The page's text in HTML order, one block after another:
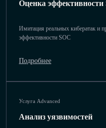
Оценка эффективности
Имитация реальных кибератак и
эффективности SOC
Подробнее
Услуга Advanced
Анализ уязвимостей